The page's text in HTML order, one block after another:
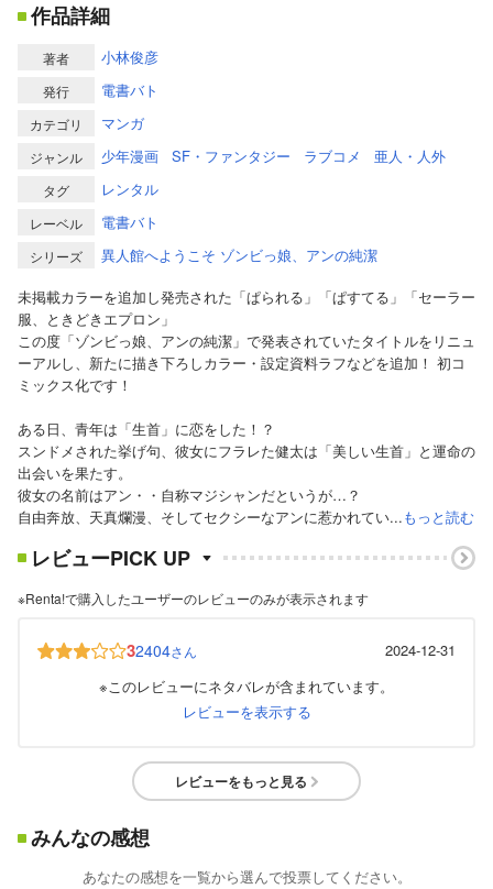
作品詳細
著者 小林俊彦
発行 電書バト
カテゴリ マンガ
ジャンル 少年漫画 SF・ファンタジー ラブコメ 亜人・人外
タグ レンタル
レーベル 電書バト
シリーズ
異人館へようこそ ゾンビっ娘、アンの純潔
未掲載カラーを追加し発売された「ぱられる」「ぱすてる」「セーラー
服、ときどきエプロン」
この度「ゾンビっ娘、アンの純潔」で発表されていたタイトルをリニュ
ーアルし、新たに描き下ろしカラー・設定資料ラフなどを追加！ 初コ
ミックス化です！
ある日、青年は「生首」に恋をした！？
スンドメされた挙げ句、彼女にフラレた健太は「美しい生首」と運命の
出会いを果たす。
彼女の名前はアン・・自称マジシャンだというが…？
自由奔放、天真爛漫、そしてセクシーなアンに惹かれてい...もっと読む
レビューPICK UP
※Renta!で購入したユーザーのレビューのみが表示されます
32404さん
2024-12-31
※このレビューにネタバレが含まれています。
レビューを表示する
レビューをもっと見る
みんなの感想
あなたの感想を一覧から選んで投票してください。